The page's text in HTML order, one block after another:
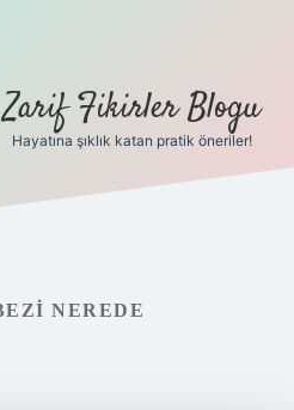
Zarif Fikirler Blogu
Hayatına şıklık katan pratik öneriler!
NEREDE